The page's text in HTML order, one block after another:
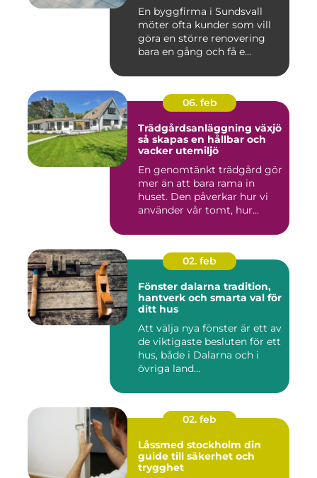
En byggfirma i Sundsvall
möter ofta kunder som vill
göra en större renovering
bara en gång och få e...
06. feb
Trädgårdsanläggning växjö
så skapas en hållbar och
vacker utemiljö
En genomtänkt trädgård gör
mer än att bara rama in
huset. Den påverkar hur vi
använder vår tomt, hur...
02. feb
Fönster dalarna tradition,
hantverk och smarta val för
ditt hus
Att välja nya fönster är ett av
de viktigaste besluten för ett
hus, både i Dalarna och i
övriga land...
02. feb
Låssmed stockholm din
guide till säkerhet och
trygghet